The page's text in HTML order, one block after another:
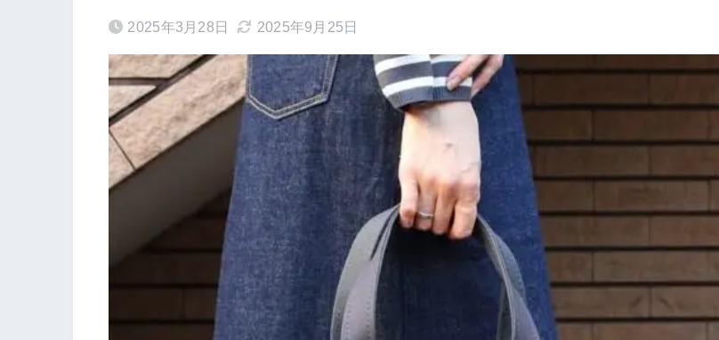
2025年3月28日 2025年9月25日